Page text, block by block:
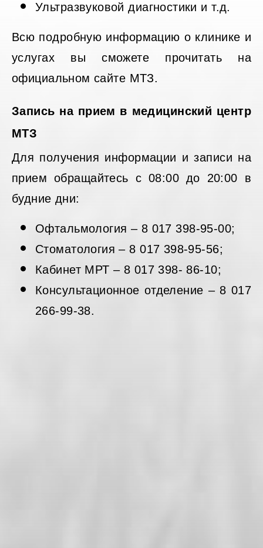
Ультразвуковой диагностики и т.д.
Всю подробную информацию о клинике и
услугах вы сможете прочитать на
официальном сайте МТЗ.
Запись на прием в медицинский центр
МТЗ
Для получения информации и записи на
прием обращайтесь с 08:00 до 20:00 в
будние дни:
Офтальмология – 8 017 398-95-00;
Стоматология – 8 017 398-95-56;
Кабинет МРТ – 8 017 398- 86-10;
Консультационное отделение – 8 017
266-99-38.